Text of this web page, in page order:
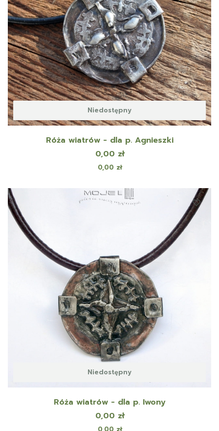
Niedostępny
Róża wiatrów - dla p. Agnieszki
Cena
0,00 zł
Cena
0,00 zł
Niedostępny
Róża wiatrów - dla p. Iwony
Cena
0,00 zł
Cena
0,00 zł